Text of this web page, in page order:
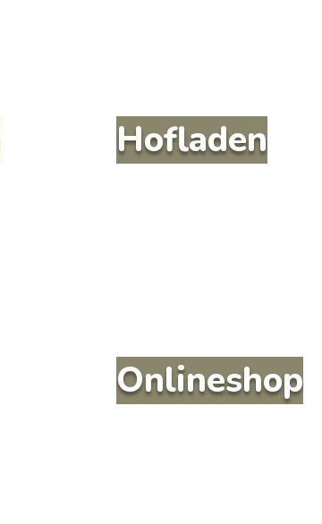
Hofladen
Onlineshop